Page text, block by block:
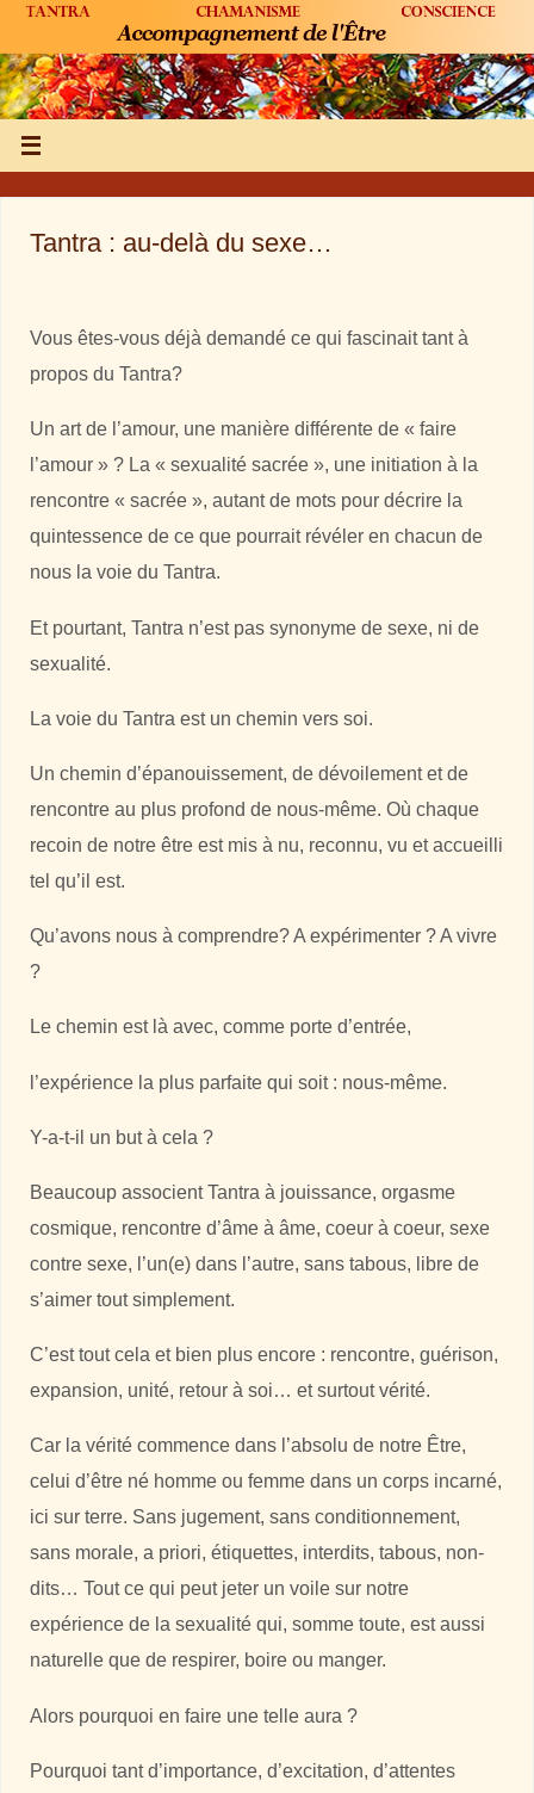
Tantra : au-delà du sexe…
Vous êtes-vous déjà demandé ce qui fascinait tant à
propos du Tantra?
Un art de l’amour, une manière différente de « faire
l’amour » ? La « sexualité sacrée », une initiation à la
rencontre « sacrée », autant de mots pour décrire la
quintessence de ce que pourrait révéler en chacun de
nous la voie du Tantra.
Et pourtant, Tantra n’est pas synonyme de sexe, ni de
sexualité.
La voie du Tantra est un chemin vers soi.
Un chemin d’épanouissement, de dévoilement et de
rencontre au plus profond de nous-même. Où chaque
recoin de notre être est mis à nu, reconnu, vu et accueilli
tel qu’il est.
Qu’avons nous à comprendre? A expérimenter ? A vivre
?
Le chemin est là avec, comme porte d’entrée,
l’expérience la plus parfaite qui soit : nous-même.
Y-a-t-il un but à cela ?
Beaucoup associent Tantra à jouissance, orgasme
cosmique, rencontre d’âme à âme, coeur à coeur, sexe
contre sexe, l’un(e) dans l’autre, sans tabous, libre de
s’aimer tout simplement.
C’est tout cela et bien plus encore : rencontre, guérison,
expansion, unité, retour à soi… et surtout vérité.
Car la vérité commence dans l’absolu de notre Être,
celui d’être né homme ou femme dans un corps incarné,
ici sur terre. Sans jugement, sans conditionnement,
sans morale, a priori, étiquettes, interdits, tabous, non-
dits… Tout ce qui peut jeter un voile sur notre
expérience de la sexualité qui, somme toute, est aussi
naturelle que de respirer, boire ou manger.
Alors pourquoi en faire une telle aura ?
Pourquoi tant d’importance, d’excitation, d’attentes